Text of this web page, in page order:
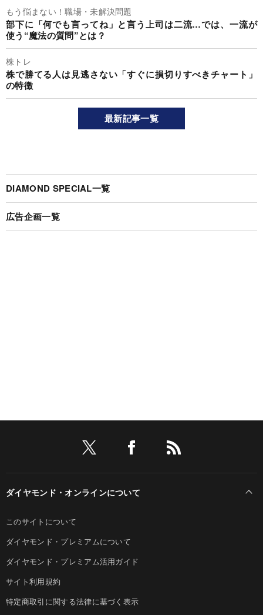
もう悩まない！職場・未解決問題
部下に「何でも言ってね」と言う上司は二流…では、一流が
使う“魔法の質問”とは？
株トレ
株で勝てる人は見逃さない「すぐに損切りすべきチャート」
の特徴
最新記事一覧
DIAMOND SPECIAL一覧
広告企画一覧
ダイヤモンド・オンラインについて
このサイトについて
ダイヤモンド・プレミアムについて
ダイヤモンド・プレミアム活用ガイド
サイト利用規約
特定商取引に関する法律に基づく表示